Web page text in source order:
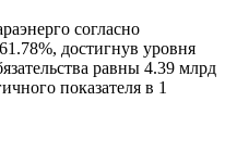
согласно
достигнув уровня
равны 4.39 млрд
показателя в 1